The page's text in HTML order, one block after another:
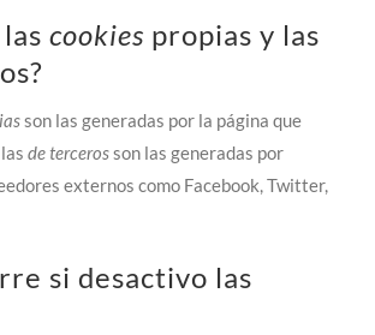
cookies propias y las
son las generadas por la página que
de tercerosson las generadas por
externos como Facebook, Twitter,
si desactivo las